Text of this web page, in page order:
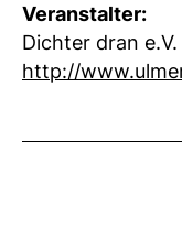
Veranstalter:
Dichter dran
http://